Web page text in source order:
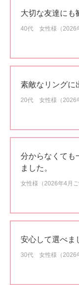
大切な友達にも
40代 女性様（2026
素敵なリングに
20代 女性様（2026
分からなくても
ました。
女性様（2026年4月ご
安心して選べま
30代 女性様（2026